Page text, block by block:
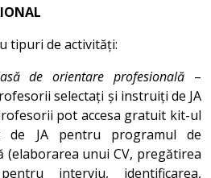
tipuri de activități:
de orientare profesională –
selectați și instruiți de JA
pot accesa gratuit kit-ul
de JA pentru programul de
unui CV, pregătirea
interviu, identificarea,